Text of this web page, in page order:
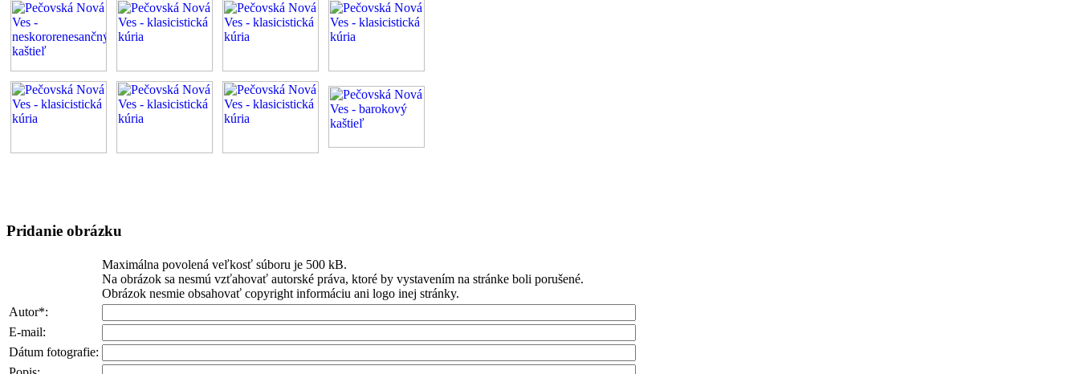
Pridanie obrázku
Maximálna povolená veľkosť súboru je 500 kB.
Na obrázok sa nesmú vzťahovať autorské práva, ktoré by vystavením na stránke boli porušené.
Obrázok nesmie obsahovať copyright informáciu ani logo inej stránky.
Autor*:
E-mail:
Dátum fotografie: